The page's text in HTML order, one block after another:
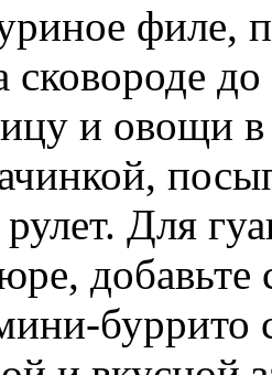
филе,
сковороде
и овощи
рулет. Для
буррито